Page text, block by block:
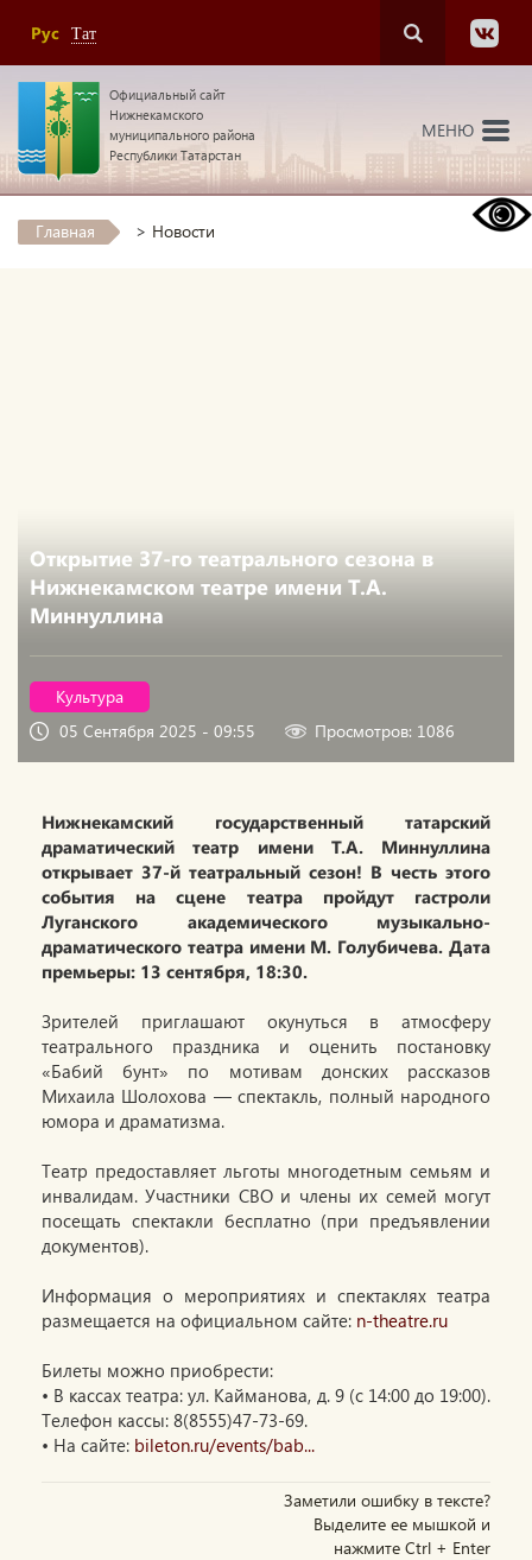
Рус Тат
Официальный сайт
Нижнекамского
муниципального района
Республики Татарстан
МЕНЮ
Главная > Новости
Открытие 37-го театрального сезона в
Нижнекамском театре имени Т.А.
Миннуллина
Культура
05 Сентября 2025 - 09:55
Просмотров: 1086
Нижнекамский государственный татарский
драматический театр имени Т.А. Миннуллина
открывает 37-й театральный сезон! В честь этого
события на сцене театра пройдут гастроли
Луганского академического музыкально-
драматического театра имени М. Голубичева. Дата
премьеры: 13 сентября, 18:30.
Зрителей приглашают окунуться в атмосферу
театрального праздника и оценить постановку
«Бабий бунт» по мотивам донских рассказов
Михаила Шолохова — спектакль, полный народного
юмора и драматизма.
Театр предоставляет льготы многодетным семьям и
инвалидам. Участники СВО и члены их семей могут
посещать спектакли бесплатно (при предъявлении
документов).
Информация о мероприятиях и спектаклях театра
размещается на официальном сайте: n-theatre.ru
Билеты можно приобрести:
• В кассах театра: ул. Кайманова, д. 9 (с 14:00 до 19:00).
Телефон кассы: 8(8555)47-73-69.
• На сайте: bileton.ru/events/bab...
Заметили ошибку в тексте?
Выделите ее мышкой и
нажмите Ctrl + Enter